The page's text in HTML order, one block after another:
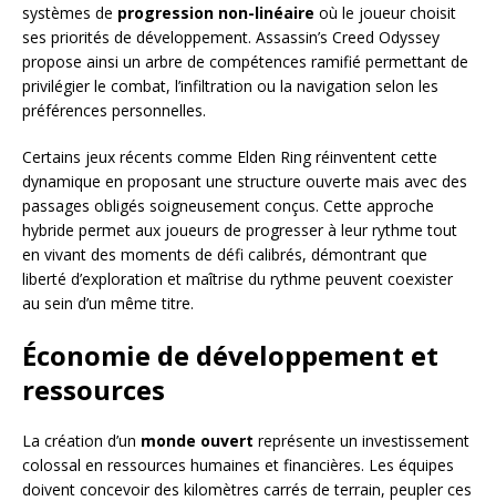
systèmes de progression non-linéaire où le joueur choisit
ses priorités de développement. Assassin’s Creed Odyssey
propose ainsi un arbre de compétences ramifié permettant de
privilégier le combat, l’infiltration ou la navigation selon les
préférences personnelles.
Certains jeux récents comme Elden Ring réinventent cette
dynamique en proposant une structure ouverte mais avec des
passages obligés soigneusement conçus. Cette approche
hybride permet aux joueurs de progresser à leur rythme tout
en vivant des moments de défi calibrés, démontrant que
liberté d’exploration et maîtrise du rythme peuvent coexister
au sein d’un même titre.
Économie de développement et
ressources
La création d’un monde ouvert représente un investissement
colossal en ressources humaines et financières. Les équipes
doivent concevoir des kilomètres carrés de terrain, peupler ces